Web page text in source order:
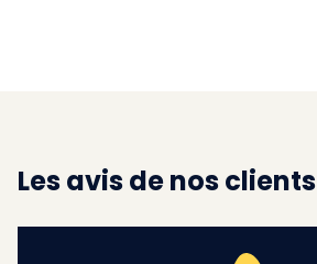
Les avis de nos clients